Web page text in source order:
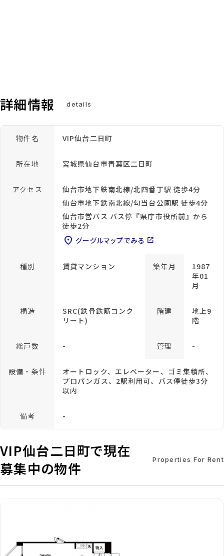
詳細情報 details
物件名 VIP仙台二日町
所在地 宮城県仙台市青葉区二日町
アクセス
仙台市地下鉄南北線/北四番丁駅 徒歩4分
仙台市地下鉄南北線/勾当台公園駅 徒歩4分
仙台市営バス バス停『県庁市役所前』から
徒歩2分
location_on グーグルマップでみる open_in_new
種別 賃貸マンション 築年月
1987
年01
月
構造
SRC(鉄骨鉄筋コンク
リート)
階建
地上9
階
総戸数 - 管理 -
設備・条件
オートロック、エレベーター、ゴミ集積所、
プロパンガス、2駅利用可、バス停徒歩3分
以内
備考 -
VIP仙台二日町で現在
募集中の物件
Properties For Rent